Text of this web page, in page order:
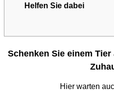
Helfen Sie dabei
Schenken Sie einem
Hier warten